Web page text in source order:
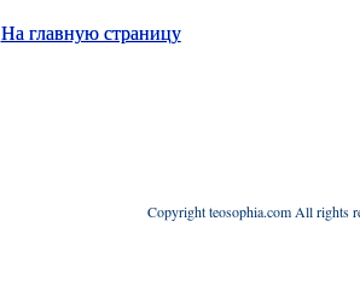
На главную страницу
Copyright teosophia.com All rights